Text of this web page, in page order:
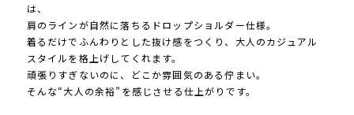
は、
肩のラインが自然に落ちるドロップショルダー仕様。
着るだけでふんわりとした抜け感をつくり、大人のカジュアル
スタイルを格上げしてくれます。
頑張りすぎないのに、どこか雰囲気のある佇まい。
そんな“大人の余裕”を感じさせる仕上がりです。